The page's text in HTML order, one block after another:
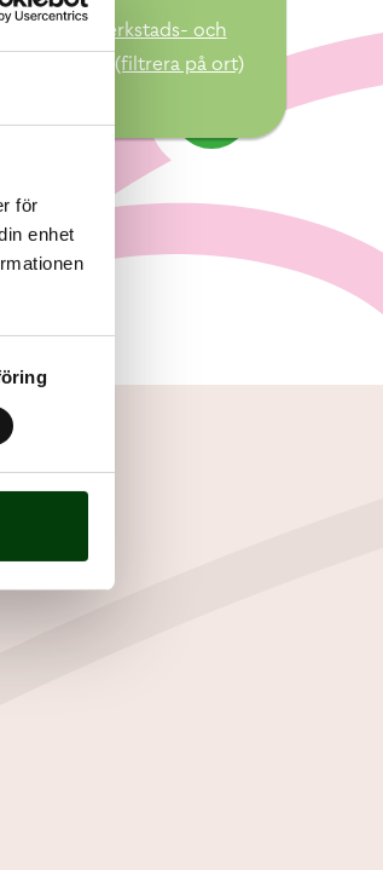
för
enhet
all lediga verkstads- och
på Nobina (filtrera på ort)